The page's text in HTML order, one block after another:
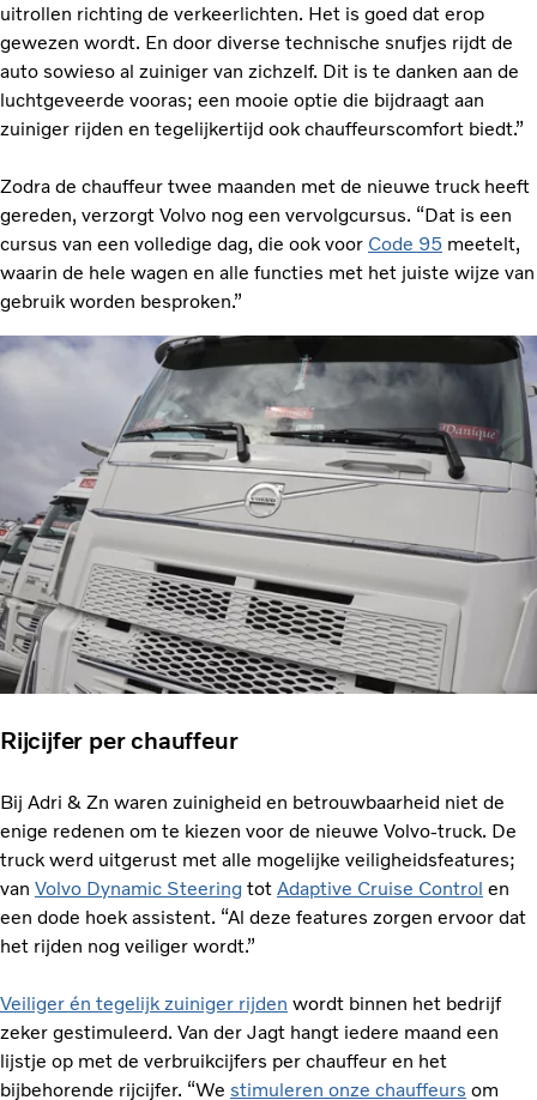
uitrollen richting de verkeerlichten. Het is goed dat erop
gewezen wordt. En door diverse technische snufjes rijdt de
auto sowieso al zuiniger van zichzelf. Dit is te danken aan de
luchtgeveerde vooras; een mooie optie die bijdraagt aan
zuiniger rijden en tegelijkertijd ook chauffeurscomfort biedt.”
Zodra de chauffeur twee maanden met de nieuwe truck heeft
gereden, verzorgt Volvo nog een vervolgcursus. “Dat is een
cursus van een volledige dag, die ook voor Code 95 meetelt,
waarin de hele wagen en alle functies met het juiste wijze van
gebruik worden besproken.”
Rijcijfer per chauffeur
Bij Adri & Zn waren zuinigheid en betrouwbaarheid niet de
enige redenen om te kiezen voor de nieuwe Volvo-truck. De
truck werd uitgerust met alle mogelijke veiligheidsfeatures;
van Volvo Dynamic Steering tot Adaptive Cruise Control en
een dode hoek assistent. “Al deze features zorgen ervoor dat
het rijden nog veiliger wordt.”
Veiliger én tegelijk zuiniger rijden wordt binnen het bedrijf
zeker gestimuleerd. Van der Jagt hangt iedere maand een
lijstje op met de verbruikcijfers per chauffeur en het
bijbehorende rijcijfer. “We stimuleren onze chauffeurs om